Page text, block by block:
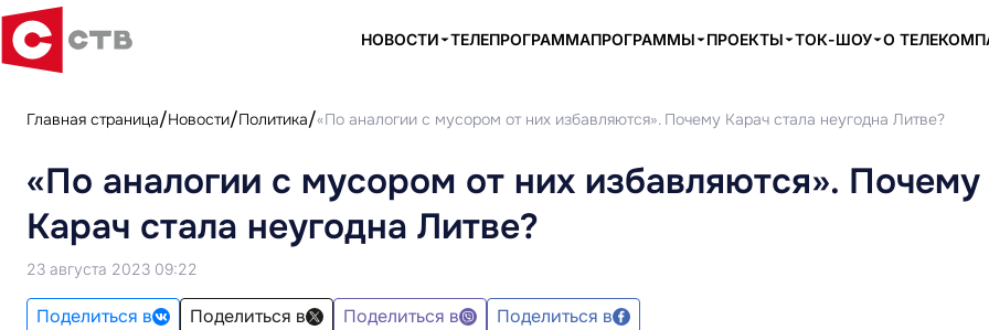
НОВОСТИ ТЕЛЕПРОГРАММАПРОГРАММЫ ПРОЕКТЫ ТОК-ШОУ О
Главная страница Новости Политика «По аналогии с мусором от них избавляются». Почему Карач стала неугодна Литве?
«По аналогии с мусором от них избавляются». Почему
Карач стала неугодна Литве?
23 августа 2023 09:22
Поделиться в Поделиться в Поделиться в Поделиться в